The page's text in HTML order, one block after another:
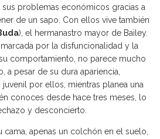
problemas económicos gracias a
de un sapo. Con ellos vive también
), el hermanastro mayor de Bailey.
marcada por la disfuncionalidad y la
comportamiento, no parece mucho
a pesar de su dura apariencia,
por ellos, mientras planea una
conoces desde hace tres meses, lo
y desconcierto.
cama, apenas un colchón en el suelo,